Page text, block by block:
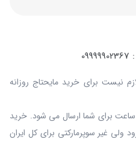
نیست برای خرید مایحتاج روزانه
ساعت برای شما ارسال می شود. خرید
ولی غیر سوپرمارکتی برای کل ایران